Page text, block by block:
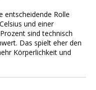
entscheidende Rolle
und einer
sind technisch
Das spielt eher den
Körperlichkeit und